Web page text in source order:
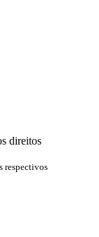
direitos
respectivos